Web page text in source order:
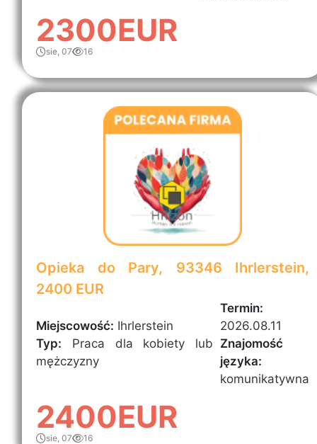
2300EUR
sie, 07 16
Opieka do Pary, 93346 Ihrlerstein,
2400 EUR
Miejscowość: Ihrlerstein
Typ:
Praca dla kobiety lub
mężczyzny
Termin:
2026.08.11
Znajomość
języka:
komunikatywna
2400EUR
sie, 07 16